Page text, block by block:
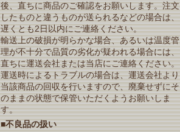
後、直ちに商品のご確認をお願いします。注文
したものと違うものが送られるなどの場合は、
遅くとも2日以内にご連絡ください。
輸送上の破損が明らかな場合、あるいは温度管
理が不十分で品質の劣化が疑われる場合には、
直ちに運送会社または当店にご連絡ください。
運送時によるトラブルの場合は、運送会社より
当該商品の回収を行いますので、廃棄せずにそ
のままの状態で保管いただくようお願いしま
す。
■不良品の扱い